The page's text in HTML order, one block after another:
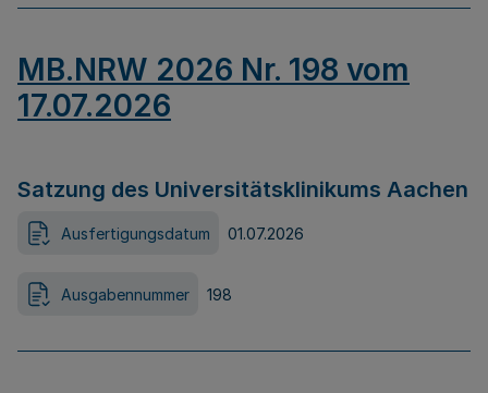
MB.NRW 2026 Nr. 198 vom
17.07.2026
Satzung des Universitätsklinikums Aachen
Ausfertigungsdatum 01.07.2026
Ausgabennummer 198